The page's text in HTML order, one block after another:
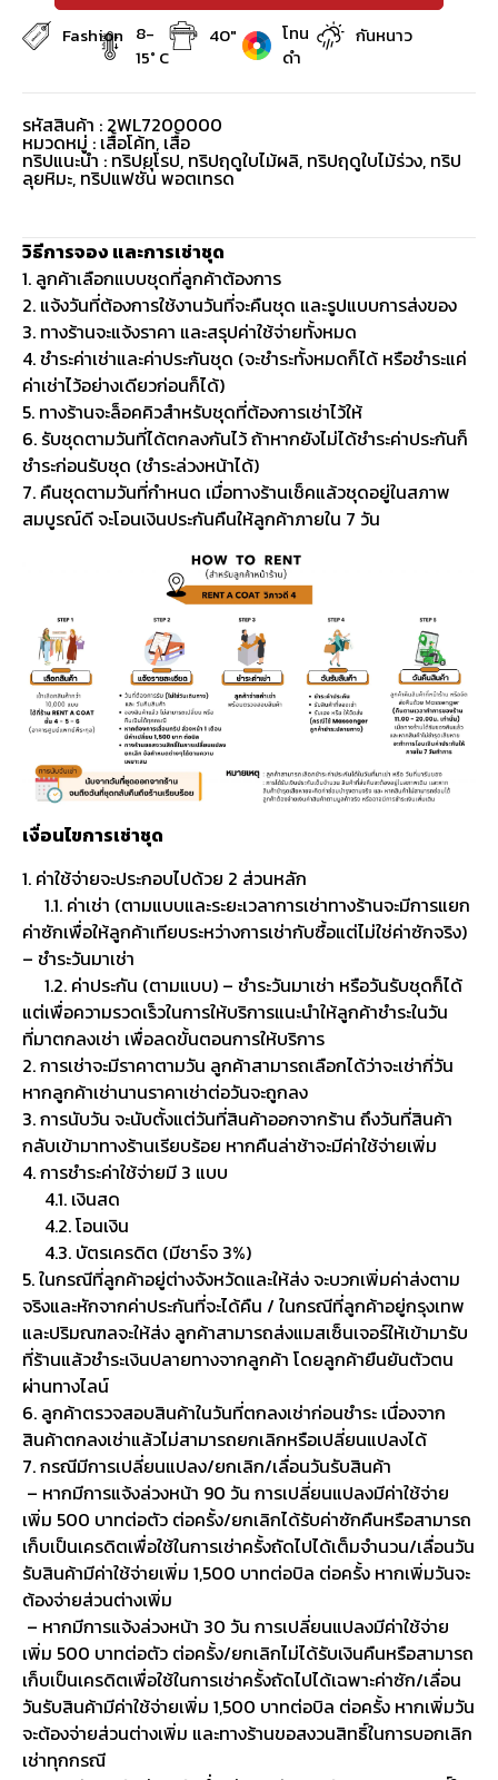
Fashion 8-
15° C
40"
โทน
ดำ
กันหนาว
รหัสสินค้า : 2WL7200000
หมวดหมู่ : เสื้อโค้ท, เสื้อ
ทริปแนะนำ : ทริปยุโรป, ทริปฤดูใบไม้ผลิ, ทริปฤดูใบไม้ร่วง, ทริป
ลุยหิมะ, ทริปแฟชั่น พอตเทรด
วิธีการจอง และการเช่าชุด
1. ลูกค้าเลือกแบบชุดที่ลูกค้าต้องการ
2. แจ้งวันที่ต้องการใช้งานวันที่จะคืนชุด และรูปแบบการส่งของ
3. ทางร้านจะแจ้งราคา และสรุปค่าใช้จ่ายทั้งหมด
4. ชำระค่าเช่าและค่าประกันชุด (จะชำระทั้งหมดก็ได้ หรือชำระแค่
ค่าเช่าไว้อย่างเดียวก่อนก็ได้)
5. ทางร้านจะล็อคคิวสำหรับชุดที่ต้องการเช่าไว้ให้
6. รับชุดตามวันที่ได้ตกลงกันไว้ ถ้าหากยังไม่ได้ชำระค่าประกันก็
ชำระก่อนรับชุด (ชำระล่วงหน้าได้)
7. คืนชุดตามวันที่กำหนด เมื่อทางร้านเช็คแล้วชุดอยู่ในสภาพ
สมบูรณ์ดี จะโอนเงินประกันคืนให้ลูกค้าภายใน 7 วัน
เงื่อนไขการเช่าชุด
1. ค่าใช้จ่ายจะประกอบไปด้วย 2 ส่วนหลัก
1.1. ค่าเช่า (ตามแบบและระยะเวลาการเช่าทางร้านจะมีการแยก
ค่าซักเพื่อให้ลูกค้าเทียบระหว่างการเช่ากับซื้อแต่ไม่ใช่ค่าซักจริง)
– ชำระวันมาเช่า
1.2. ค่าประกัน (ตามแบบ) – ชำระวันมาเช่า หรือวันรับชุดก็ได้
แต่เพื่อความรวดเร็วในการให้บริการแนะนำให้ลูกค้าชำระในวัน
ที่มาตกลงเช่า เพื่อลดขั้นตอนการให้บริการ
2. การเช่าจะมีราคาตามวัน ลูกค้าสามารถเลือกได้ว่าจะเช่ากี่วัน
หากลูกค้าเช่านานราคาเช่าต่อวันจะถูกลง
3. การนับวัน จะนับตั้งแต่วันที่สินค้าออกจากร้าน ถึงวันที่สินค้า
กลับเข้ามาทางร้านเรียบร้อย หากคืนล่าช้าจะมีค่าใช้จ่ายเพิ่ม
4. การชำระค่าใช้จ่ายมี 3 แบบ
4.1. เงินสด
4.2. โอนเงิน
4.3. บัตรเครดิต (มีชาร์จ 3%)
5. ในกรณีที่ลูกค้าอยู่ต่างจังหวัดและให้ส่ง จะบวกเพิ่มค่าส่งตาม
จริงและหักจากค่าประกันที่จะได้คืน / ในกรณีที่ลูกค้าอยู่กรุงเทพ
และปริมณฑลจะให้ส่ง ลูกค้าสามารถส่งแมสเซ็นเจอร์ให้เข้ามารับ
ที่ร้านแล้วชำระเงินปลายทางจากลูกค้า โดยลูกค้ายืนยันตัวตน
ผ่านทางไลน์
6. ลูกค้าตรวจสอบสินค้าในวันที่ตกลงเช่าก่อนชำระ เนื่องจาก
สินค้าตกลงเช่าแล้วไม่สามารถยกเลิกหรือเปลี่ยนแปลงได้
7. กรณีมีการเปลี่ยนแปลง/ยกเลิก/เลื่อนวันรับสินค้า
– หากมีการแจ้งล่วงหน้า 90 วัน การเปลี่ยนแปลงมีค่าใช้จ่าย
เพิ่ม 500 บาทต่อตัว ต่อครั้ง/ยกเลิกได้รับค่าซักคืนหรือสามารถ
เก็บเป็นเครดิตเพื่อใช้ในการเช่าครั้งถัดไปได้เต็มจำนวน/เลื่อนวัน
รับสินค้ามีค่าใช้จ่ายเพิ่ม 1,500 บาทต่อบิล ต่อครั้ง หากเพิ่มวันจะ
ต้องจ่ายส่วนต่างเพิ่ม
– หากมีการแจ้งล่วงหน้า 30 วัน การเปลี่ยนแปลงมีค่าใช้จ่าย
เพิ่ม 500 บาทต่อตัว ต่อครั้ง/ยกเลิกไม่ได้รับเงินคืนหรือสามารถ
เก็บเป็นเครดิตเพื่อใช้ในการเช่าครั้งถัดไปได้เฉพาะค่าซัก/เลื่อน
วันรับสินค้ามีค่าใช้จ่ายเพิ่ม 1,500 บาทต่อบิล ต่อครั้ง หากเพิ่มวัน
จะต้องจ่ายส่วนต่างเพิ่ม และทางร้านขอสงวนสิทธิ์ในการบอกเลิก
เช่าทุกกรณี